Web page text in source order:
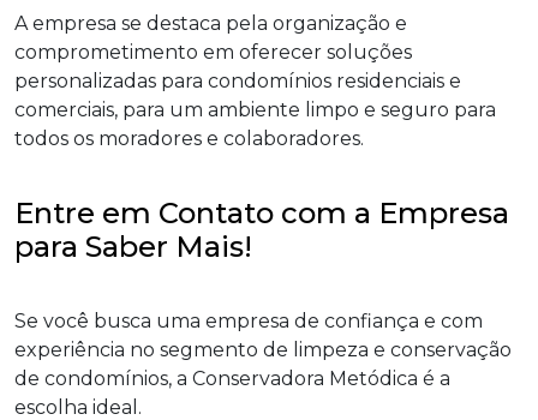
A empresa se destaca pela organização e
comprometimento em oferecer soluções
personalizadas para condomínios residenciais e
comerciais, para um ambiente limpo e seguro para
todos os moradores e colaboradores.
Entre em Contato com a Empresa
para Saber Mais!
Se você busca uma empresa de confiança e com
experiência no segmento de limpeza e conservação
de condomínios, a Conservadora Metódica é a
escolha ideal.